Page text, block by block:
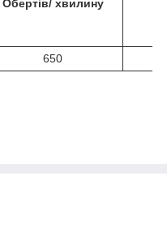
Обертів/ хвилину
650